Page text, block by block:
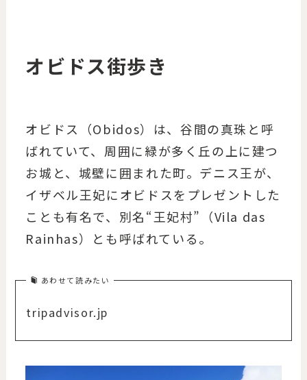
オビドス街歩き
オビドス（Obidos）は、谷間の真珠と呼
ばれていて、周囲に緑が多く丘の上に建つ
お城と、城壁に囲まれた町。デニス王が、
イザベル王妃にオビドスをプレゼントした
ことも有名で、別名“王妃村”（Vila das
Rainhas）とも呼ばれている。
あわせて読みたい
tripadvisor.jp